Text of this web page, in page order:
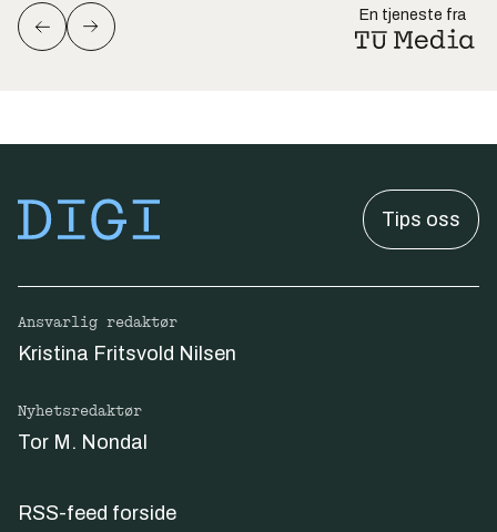
En tjeneste fra
Tips oss
Ansvarlig redaktør
Kristina Fritsvold Nilsen
Nyhetsredaktør
Tor M. Nondal
RSS-feed forside